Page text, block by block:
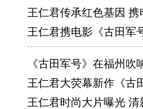
王仁君传承红色基因
王仁君携电影《古田军
《古田军号》在福州
王仁君大荧幕新作《古
王仁君时尚大片曝光 清